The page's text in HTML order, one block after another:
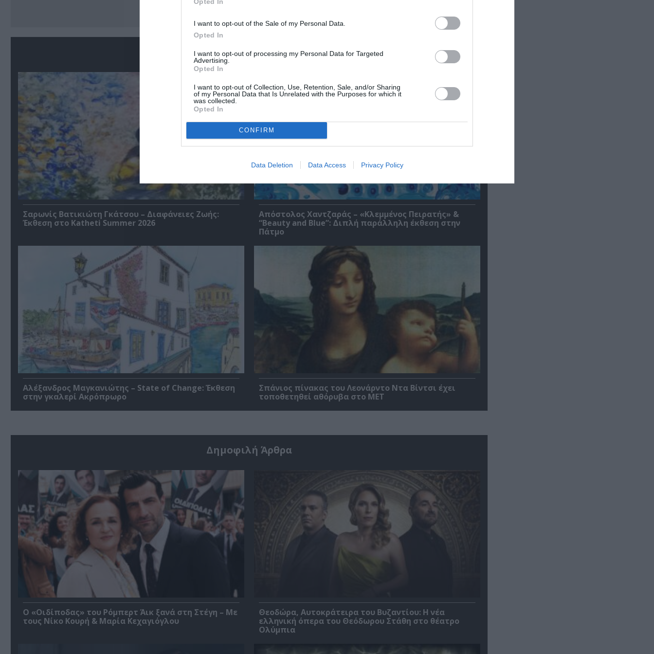
I want to opt-out of the Sale of my Personal Data.
Opted In
I want to opt-out of processing my Personal Data for Targeted
Advertising.
Opted In
I want to opt-out of Collection, Use, Retention, Sale, and/or Sharing
of my Personal Data that Is Unrelated with the Purposes for which it
was collected.
Opted In
CONFIRM
Data Deletion Data Access Privacy Policy
Σχετικά Άρθρα
Σαρωνίς Βατικιώτη Γκάτσου – Διαφάνειες Ζωής:
Έκθεση στο Katheti Summer 2026
Απόστολος Χαντζαράς – «Κλεμμένος Πειρατής» &
“Beauty and Blue”: Διπλή παράλληλη έκθεση στην
Πάτμο
Αλέξανδρος Μαγκανιώτης – State of Change: Έκθεση
στην γκαλερί Ακρόπρωρο
Σπάνιος πίνακας του Λεονάρντο Ντα Βίντσι έχει
τοποθετηθεί αθόρυβα στο MET
Δημοφιλή Άρθρα
O «Οιδίποδας» του Ρόμπερτ Άικ ξανά στη Στέγη – Με
τους Νίκο Κουρή & Μαρία Κεχαγιόγλου
Θεοδώρα, Αυτοκράτειρα του Βυζαντίου: Η νέα
ελληνική όπερα του Θεόδωρου Στάθη στο θέατρο
Ολύμπια